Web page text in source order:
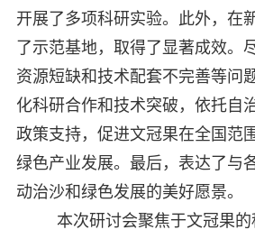
开展了多项科研实验。此外，在
了示范基地，取得了显著成效。
资源短缺和技术配套不完善等问
化科研合作和技术突破，依托自
政策支持，促进文冠果在全国范
绿色产业发展。最后，表达了与
动治沙和绿色发展的美好愿景。
本次研讨会聚焦于文冠果的